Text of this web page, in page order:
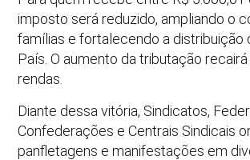
imposto será reduzido, ampliando o
famílias e fortalecendo a distribuição
País. O aumento da tributação
rendas.
Diante dessa vitória, Sindicatos,
Confederações e Centrais Sindicais
panfletagens e manifestações em